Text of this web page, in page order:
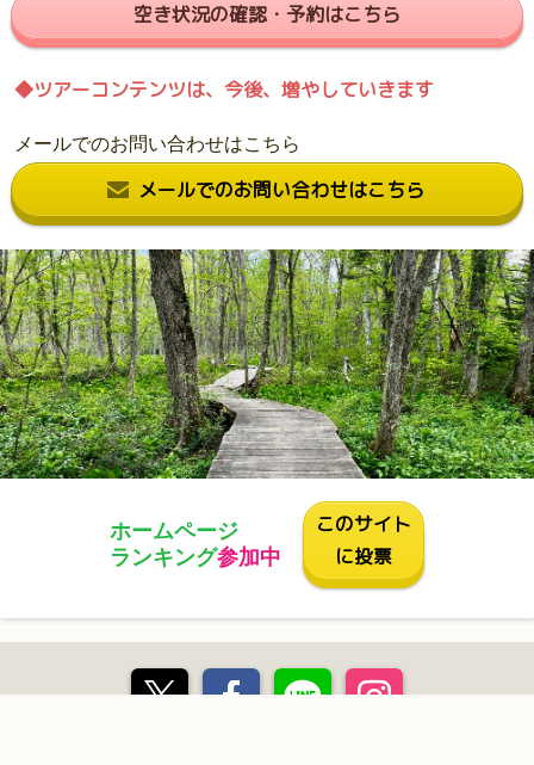
空き状況の確認・予約はこちら
◆ツアーコンテンツは、今後、増やしていきます
メールでのお問い合わせはこちら
メールでのお問い合わせはこちら
ホームページ
ランキング参加中
このサイト
に投票